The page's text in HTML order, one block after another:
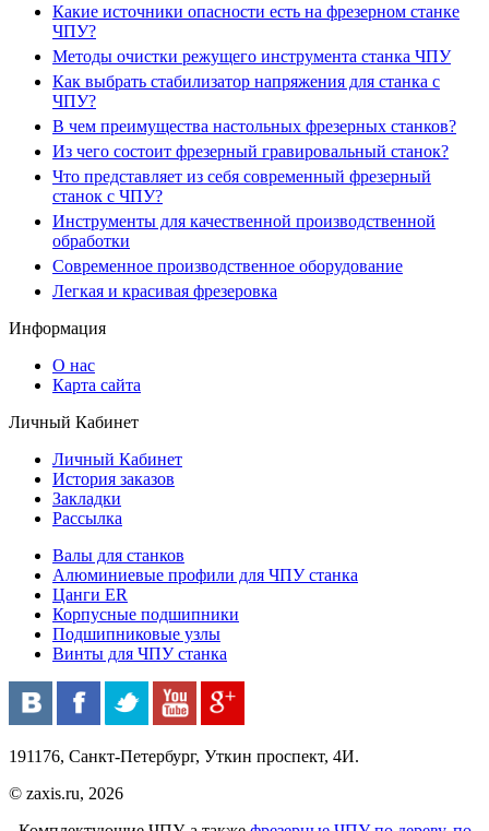
Какие источники опасности есть на фрезерном станке
ЧПУ?
Методы очистки режущего инструмента станка ЧПУ
Как выбрать стабилизатор напряжения для станка с
ЧПУ?
В чем преимущества настольных фрезерных станков?
Из чего состоит фрезерный гравировальный станок?
Что представляет из себя современный фрезерный
станок с ЧПУ?
Инструменты для качественной производственной
обработки
Современное производственное оборудование
Легкая и красивая фрезеровка
Информация
О нас
Карта сайта
Личный Кабинет
Личный Кабинет
История заказов
Закладки
Рассылка
Валы для станков
Алюминиевые профили для ЧПУ станка
Цанги ER
Корпусные подшипники
Подшипниковые узлы
Винты для ЧПУ станка
191176, Санкт-Петербург, Уткин проспект, 4И.
© zaxis.ru, 2026